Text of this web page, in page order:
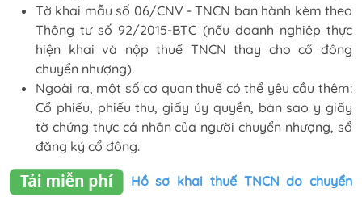
Tờ khai mẫu số 06/CNV - TNCN ban hành kèm theo
Thông tư số 92/2015-BTC (nếu doanh nghiệp thực
hiện khai và nộp thuế TNCN thay cho cổ đông
chuyển nhượng).
Ngoài ra, một số cơ quan thuế có thể yêu cầu thêm:
Cổ phiếu, phiếu thu, giấy ủy quyền, bản sao y giấy
tờ chứng thực cá nhân của người chuyển nhượng, sổ
đăng ký cổ đông.
Hồ sơ khai thuế TNCN do chuyển